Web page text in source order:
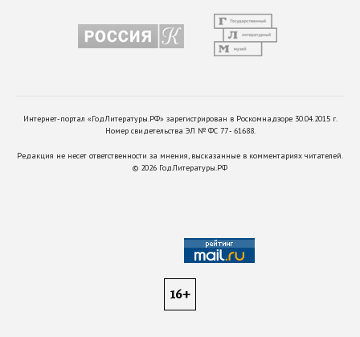
Интернет-портал «ГодЛитературы.РФ» зарегистрирован в Роскомнадзоре 30.04.2015 г.
Номер свидетельства ЭЛ № ФС 77 - 61688.
Редакция не несет ответственности за мнения, высказанные в комментариях читателей.
© 2026 ГодЛитературы.РФ
16+